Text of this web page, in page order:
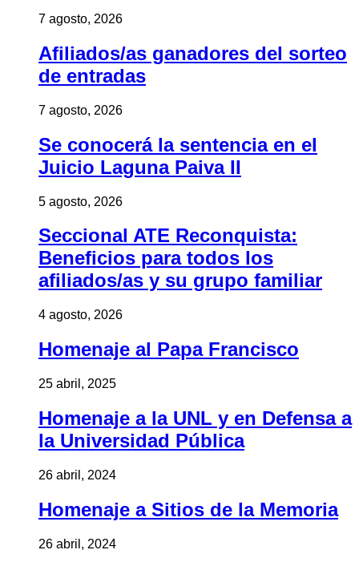
7 agosto, 2026
Afiliados/as ganadores del sorteo
de entradas
7 agosto, 2026
Se conocerá la sentencia en el
Juicio Laguna Paiva II
5 agosto, 2026
Seccional ATE Reconquista:
Beneficios para todos los
afiliados/as y su grupo familiar
4 agosto, 2026
Homenaje al Papa Francisco
25 abril, 2025
Homenaje a la UNL y en Defensa a
la Universidad Pública
26 abril, 2024
Homenaje a Sitios de la Memoria
26 abril, 2024